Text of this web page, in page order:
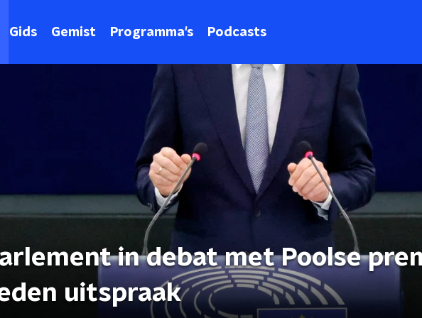
Gids Gemist Programma's Podcasts
in debat met Poolse
uitspraak